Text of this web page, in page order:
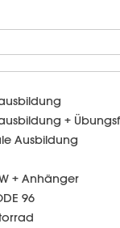
+
Ausbildung
+ Anhänger
96